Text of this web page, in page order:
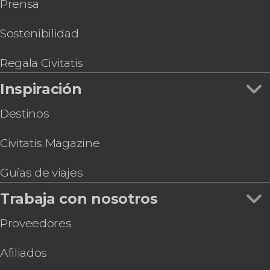
Prensa
Sostenibilidad
Regala Civitatis
Inspiración
Destinos
Civitatis Magazine
Guías de viajes
Trabaja con nosotros
Proveedores
Afiliados